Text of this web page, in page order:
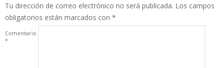
Tu dirección de correo electrónico no será publicada. Los campos
obligatorios están marcados con *
Comentario
*